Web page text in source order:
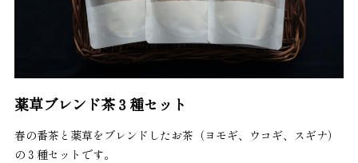
薬草ブレンド茶３種セット
春の番茶と薬草をブレンドしたお茶（ヨモギ、ウコギ、スギナ）
の３種セットです。